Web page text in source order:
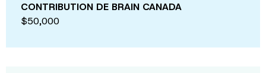
CONTRIBUTION DE BRAIN CANADA
$50,000